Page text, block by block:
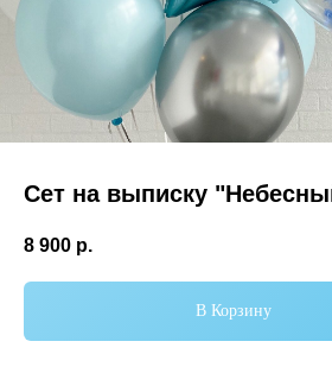
Сет на выписку
8 900 р.
В Корзину